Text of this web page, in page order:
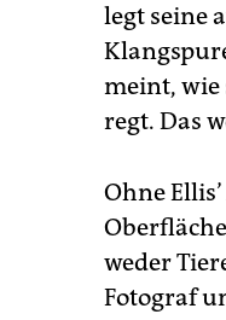
legt seine
meint, wie
regt. Das
Ohne
weder
Fotograf